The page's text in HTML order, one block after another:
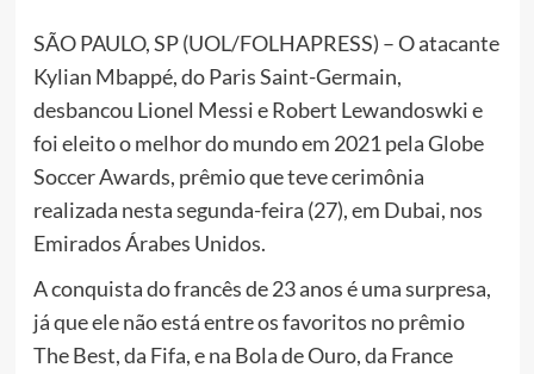
SÃO PAULO, SP (UOL/FOLHAPRESS) – O atacante
Kylian Mbappé, do Paris Saint-Germain,
desbancou Lionel Messi e Robert Lewandoswki e
foi eleito o melhor do mundo em 2021 pela Globe
Soccer Awards, prêmio que teve cerimônia
realizada nesta segunda-feira (27), em Dubai, nos
Emirados Árabes Unidos.
A conquista do francês de 23 anos é uma surpresa,
já que ele não está entre os favoritos no prêmio
The Best, da Fifa, e na Bola de Ouro, da France